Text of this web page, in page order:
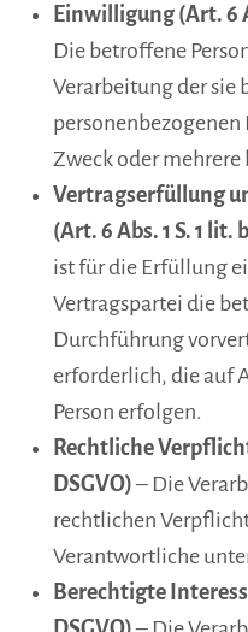
Einwilligung (Art. 6
Die betroffene
Verarbeitung der sie
personenbezogenen
Zweck oder
Vertragserfüllung
(Art. 6 Abs. 1 S. 1 lit.
ist für die Erfüllung
Vertragspartei die
Durchführung
erforderlich, die auf
Person erfolgen.
Rechtliche
DSGVO)– Die
rechtlichen
Verantwortliche
Berechtigte